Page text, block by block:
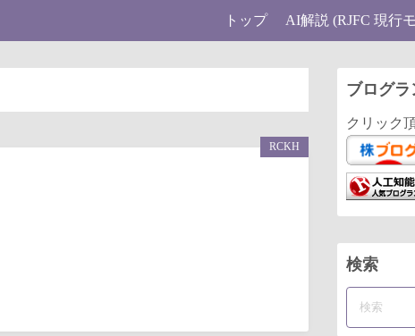
トップ AI解説 (RJFC 現行
RCKH
ブログ
クリック
検索